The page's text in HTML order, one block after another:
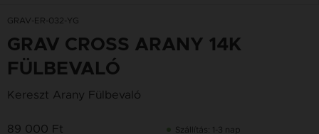
GRAV-ER-032-YG
GRAV CROSS ARANY 14K
FÜLBEVALÓ
Kereszt Arany Fülbevaló
89 000 Ft Szállítás: 1-3 nap